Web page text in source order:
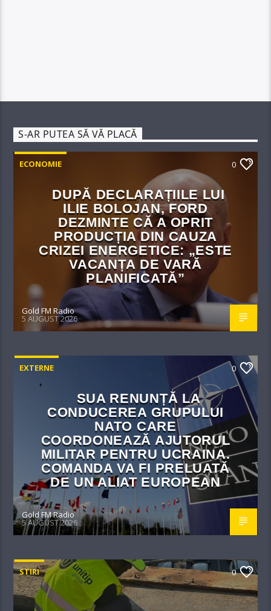
S-AR PUTEA SĂ VĂ PLACĂ
ECONOMIE 0
DUPĂ DECLARAȚIILE LUI
ILIE BOLOJAN, FORD
DEZMINTE CĂ A OPRIT
PRODUCȚIA DIN CAUZA
CRIZEI ENERGETICE: „ESTE
VACANȚA DE VARĂ
PLANIFICATĂ”
Gold FM Radio
5 AUGUST 2026
EXTERNE 0
SUA RENUNȚĂ LA
CONDUCEREA GRUPULUI
NATO CARE
COORDONEAZĂ AJUTORUL
MILITAR PENTRU UCRAINA.
COMANDA VA FI PRELUATĂ
DE UN ALIAT EUROPEAN
Gold FM Radio
5 AUGUST 2026
STIRI 0